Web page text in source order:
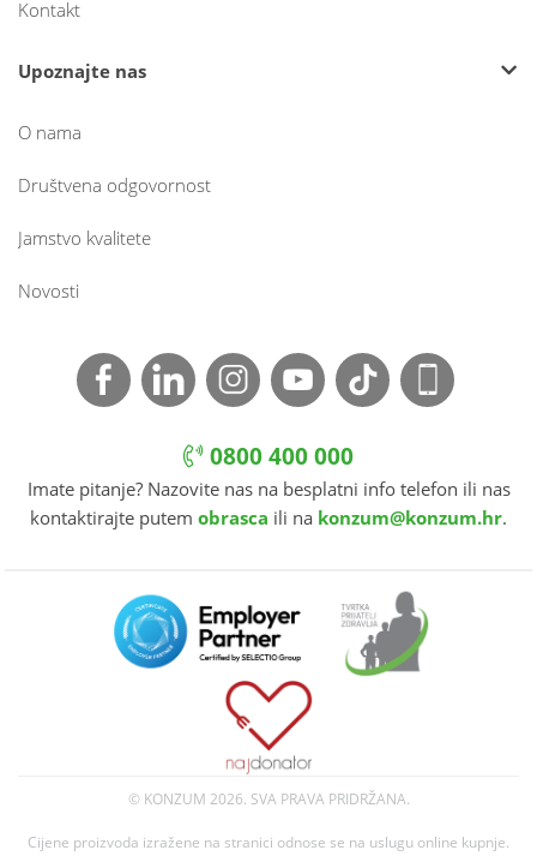
Kontakt
Upoznajte nas
O nama
Društvena odgovornost
Jamstvo kvalitete
Novosti
0800 400 000
Imate pitanje? Nazovite nas na besplatni info telefon ili nas
kontaktirajte putem obrasca ili na konzum@konzum.hr.
© KONZUM 2026. SVA PRAVA PRIDRŽANA.
Cijene proizvoda izražene na stranici odnose se na uslugu online kupnje.